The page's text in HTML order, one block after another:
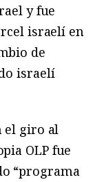
y fue
israelí en
de
israelí
el giro al
OLP fue
“programa